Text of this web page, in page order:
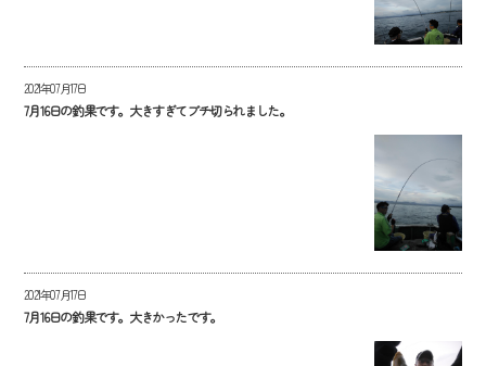
2021年07月17日
7月16日の釣果です。大きすぎてブチ切られました。
2021年07月17日
7月16日の釣果です。大きかったです。